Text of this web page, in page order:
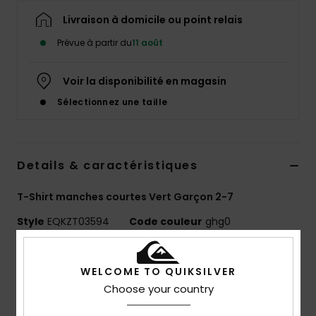
Livraison à domicile ou point relais
Prévue à partir du11 août
Voir la disponibilité en magasin
Sélectionnez une taille
Details & caractéristiques
T-Shirt manches courtes Vert Garçon 2-7
Style EQKZT03594 Code couleur ghg0
WELCOME TO QUIKSILVER
Choose your country